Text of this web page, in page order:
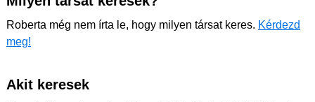
Roberta még nem írta le, hogy milyen társat keres. Kérdezd
meg!
Akit keresek